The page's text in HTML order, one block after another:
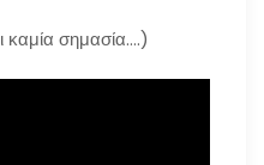
καμία σημασία….)